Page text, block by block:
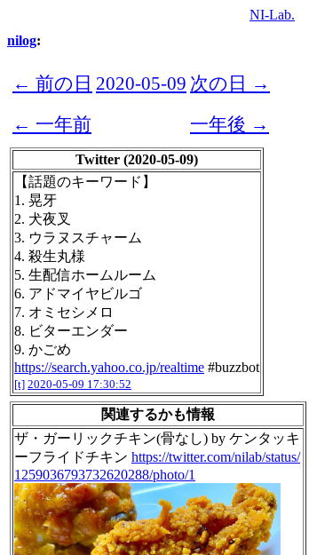
NI-Lab.
nilog:
← 前の日 2020-05-09 次の日 →
← 一年前
一年後 →
Twitter (2020-05-09)
【話題のキーワード】
1. 晃牙
2. 犬夜叉
3. ウラヌスチャーム
4. 殺生丸様
5. 生配信ホームルーム
6. アドマイヤビルゴ
7. オミセシメロ
8. ビターエンダー
9. かごめ
https://search.yahoo.co.jp/realtime #buzzbot
[t] 2020-05-09 17:30:52
関連するかも情報
ザ・ガーリックチキン(骨なし) by ケンタッキ
ーフライドチキン https://twitter.com/nilab/status/
1259036793732620288/photo/1